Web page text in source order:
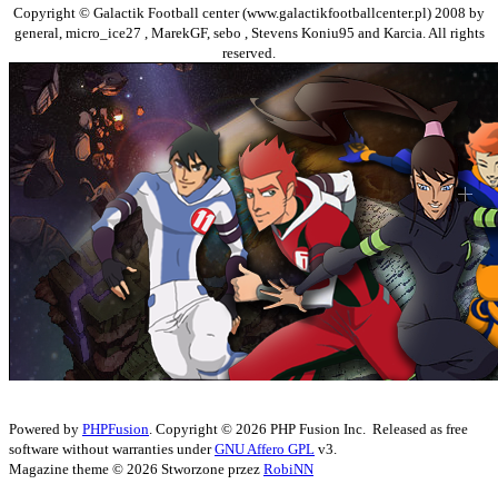
Copyright © Galactik Football center (www.galactikfootballcenter.pl) 2008 by
general, micro_ice27 , MarekGF, sebo , Stevens Koniu95 and Karcia. All rights
reserved.
Powered by PHPFusion. Copyright © 2026 PHP Fusion Inc. Released as free
software without warranties underGNU Affero GPL v3.
Magazine theme © 2026 Stworzone przez RobiNN